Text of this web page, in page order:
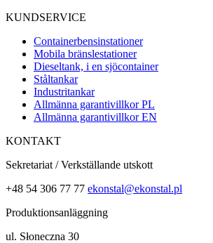
KUNDSERVICE
Containerbensinstationer
Mobila bränslestationer
Dieseltank, i en sjöcontainer
Ståltankar
Industritankar
Allmänna garantivillkor PL
Allmänna garantivillkor EN
KONTAKT
Sekretariat / Verkställande utskott
+48 54 306 77 77 ekonstal@ekonstal.pl
Produktionsanläggning
ul. Słoneczna 30